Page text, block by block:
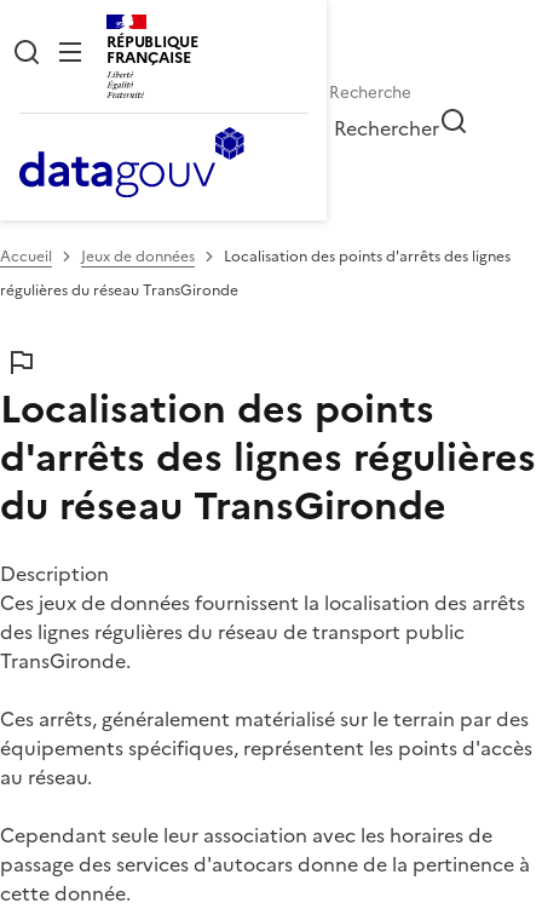
RÉPUBLIQUE
FRANÇAISE
Rechercher
Accueil Jeux de données
Localisation des points d'arrêts des lignes
régulières du réseau TransGironde
Localisation des points
d'arrêts des lignes régulières
du réseau TransGironde
Description
Ces jeux de données fournissent la localisation des arrêts
des lignes régulières du réseau de transport public
TransGironde.
Ces arrêts, généralement matérialisé sur le terrain par des
équipements spécifiques, représentent les points d'accès
au réseau.
Cependant seule leur association avec les horaires de
passage des services d'autocars donne de la pertinence à
cette donnée.